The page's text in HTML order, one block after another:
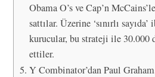
Obama O’s ve Cap’n
sattılar. Üzerine ‘sınırlı
kurucular, bu strateji ile 30.000
ettiler.
Y Combinator’dan Paul